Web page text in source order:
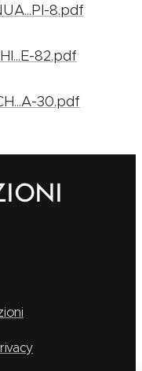
8.pdf
82.pdf
30.pdf